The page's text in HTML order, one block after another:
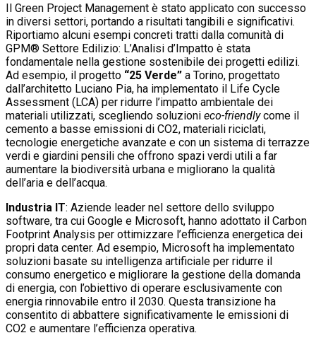
Il Green Project Management è stato applicato con successo
in diversi settori, portando a risultati tangibili e significativi.
Riportiamo alcuni esempi concreti tratti dalla comunità di
GPM® Settore Edilizio: L’Analisi d’Impatto è stata
fondamentale nella gestione sostenibile dei progetti edilizi.
Ad esempio, il progetto “25 Verde” a Torino, progettato
dall’architetto Luciano Pia, ha implementato il Life Cycle
Assessment (LCA) per ridurre l’impatto ambientale dei
materiali utilizzati, scegliendo soluzioni eco-friendlycome il
cemento a basse emissioni di CO2, materiali riciclati,
tecnologie energetiche avanzate e con un sistema di terrazze
verdi e giardini pensili che offrono spazi verdi utili a far
aumentare la biodiversità urbana e migliorano la qualità
dell’aria e dell’acqua.
Industria IT: Aziende leader nel settore dello sviluppo
software, tra cui Google e Microsoft, hanno adottato il Carbon
Footprint Analysis per ottimizzare l’efficienza energetica dei
propri data center. Ad esempio, Microsoft ha implementato
soluzioni basate su intelligenza artificiale per ridurre il
consumo energetico e migliorare la gestione della domanda
di energia, con l’obiettivo di operare esclusivamente con
energia rinnovabile entro il 2030. Questa transizione ha
consentito di abbattere significativamente le emissioni di
CO2 e aumentare l’efficienza operativa.